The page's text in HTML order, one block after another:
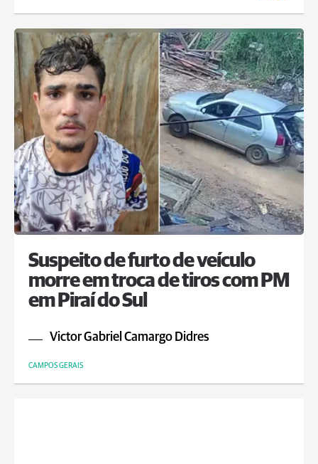
Suspeito de furto de veículo
morre em troca de tiros com PM
em Piraí do Sul
Victor Gabriel Camargo Didres
CAMPOS GERAIS